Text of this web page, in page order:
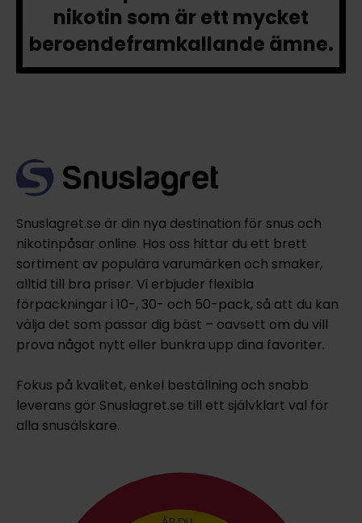
nikotin som är ett mycket
beroendeframkallande ämne.
Snuslagret.se är din nya destination för snus och
nikotinpåsar online. Hos oss hittar du ett brett
sortiment av populära varumärken och smaker,
alltid till bra priser. Vi erbjuder flexibla
förpackningar i 10-, 30- och 50-pack, så att du kan
välja det som passar dig bäst – oavsett om du vill
prova något nytt eller bunkra upp dina favoriter.
Fokus på kvalitet, enkel beställning och snabb
leverans gör Snuslagret.se till ett självklart val för
alla snusälskare.